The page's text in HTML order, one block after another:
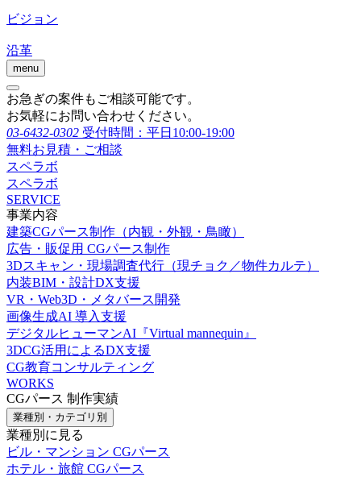
ビジョン
沿革
menu
お急ぎの案件もご相談可能です。
お気軽にお問い合わせください。
03-6432-0302 受付時間：平日10:00-19:00
無料お見積・ご相談
スペラボ
スペラボ
SERVICE
事業内容
建築CGパース制作（内観・外観・鳥瞰）
広告・販促用 CGパース制作
3Dスキャン・現場調査代行（現チョク／物件カルテ）
内装BIM・設計DX支援
VR・Web3D・メタバース開発
画像生成AI 導入支援
デジタルヒューマンAI『Virtual mannequin』
3DCG活用によるDX支援
CG教育コンサルティング
WORKS
CGパース 制作実績
業種別・カテゴリ別
業種別に見る
ビル・マンション CGパース
ホテル・旅館 CGパース